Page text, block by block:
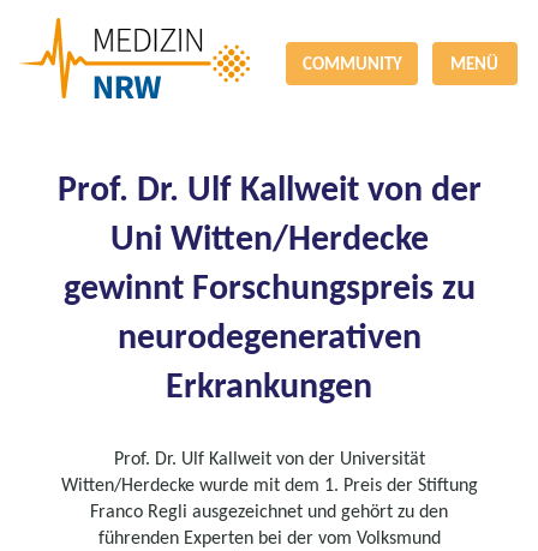
COMMUNITY MENÜ
Prof. Dr. Ulf Kallweit von der
Uni Witten/Herdecke
gewinnt Forschungspreis zu
neurodegenerativen
Erkrankungen
Prof. Dr. Ulf Kallweit von der Universität
Witten/Herdecke wurde mit dem 1. Preis der Stiftung
Franco Regli ausgezeichnet und gehört zu den
führenden Experten bei der vom Volksmund